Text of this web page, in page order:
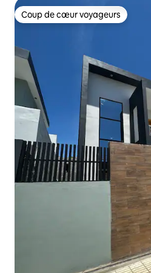
Coup de cœur voyageurs
Coup de cœur voyageurs